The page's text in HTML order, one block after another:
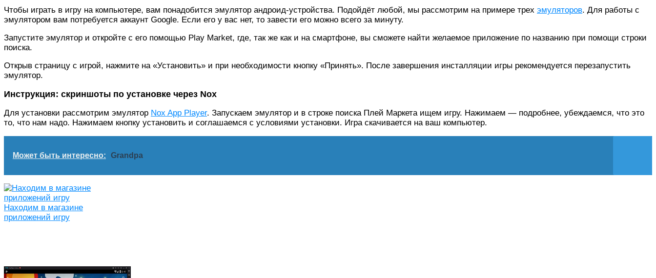
Чтобы играть в игру на компьютере, вам понадобится эмулятор андроид-устройства. Подойдёт любой, мы рассмотрим на примере трех эмуляторов. Для работы с
эмулятором вам потребуется аккаунт Google. Если его у вас нет, то завести его можно всего за минуту.
Запустите эмулятор и откройте с его помощью Play Market, где, так же как и на смартфоне, вы сможете найти желаемое приложение по названию при помощи строки
поиска.
Открыв страницу с игрой, нажмите на «Установить» и при необходимости кнопку «Принять». После завершения инсталляции игры рекомендуется перезапустить
эмулятор.
Инструкция: скриншоты по установке через Nox
Для установки рассмотрим эмулятор Nox App Player. Запускаем эмулятор и в строке поиска Плей Маркета ищем игру. Нажимаем — подробнее, убеждаемся, что это
то, что нам надо. Нажимаем кнопку установить и соглашаемся с условиями установки. Игра скачивается на ваш компьютер.
Может быть интересно: Grandpa
Находим в магазине
приложений игру